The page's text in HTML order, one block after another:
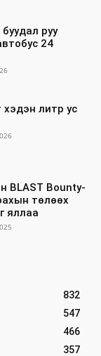
руу
24
литр ус
BLAST Bounty-
төлөөх
яллаа
832
547
466
357